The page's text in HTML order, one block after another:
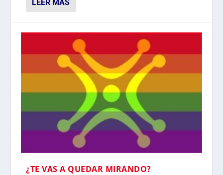
LEER MÁS
¿TE VAS A QUEDAR MIRANDO?